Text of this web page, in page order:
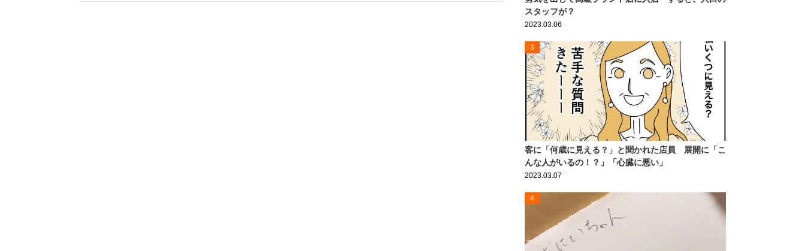
スタッフが？
2023.03.06
3
客に「何歳に見える？」と聞かれた店員 展開に「こ
んな人がいるの！？」「心臓に悪い」
2023.03.07
4